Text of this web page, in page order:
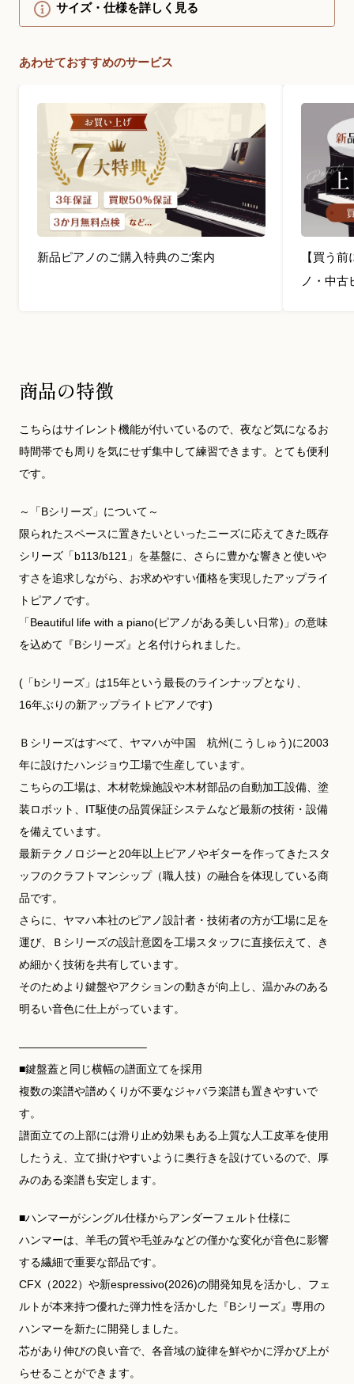
サイズ・仕様を詳しく見る
あわせておすすめのサービス
新品ピアノのご購入特典のご案内
【買う
ノ・中古
商品の特徴
こちらはサイレント機能が付いているので、夜など気になるお
時間帯でも周りを気にせず集中して練習できます。とても便利
です。
～「Bシリーズ」について～
限られたスペースに置きたいといったニーズに応えてきた既存
シリーズ「b113/b121」を基盤に、さらに豊かな響きと使いや
すさを追求しながら、お求めやすい価格を実現したアップライ
トピアノです。
「Beautiful life with a piano(ピアノがある美しい日常)」の意味
を込めて『Bシリーズ』と名付けられました。
(「bシリーズ」は15年という最長のラインナップとなり、
16年ぶりの新アップライトピアノです)
Ｂシリーズはすべて、ヤマハが中国 杭州(こうしゅう)に2003
年に設けたハンジョウ工場で生産しています。
こちらの工場は、木材乾燥施設や木材部品の自動加工設備、塗
装ロボット、IT駆使の品質保証システムなど最新の技術・設備
を備えています。
最新テクノロジーと20年以上ピアノやギターを作ってきたスタ
ッフのクラフトマンシップ（職人技）の融合を体現している商
品です。
さらに、ヤマハ本社のピアノ設計者・技術者の方が工場に足を
運び、Ｂシリーズの設計意図を工場スタッフに直接伝えて、き
め細かく技術を共有しています。
そのためより鍵盤やアクションの動きが向上し、温かみのある
明るい音色に仕上がっています。
———————————–
■鍵盤蓋と同じ横幅の譜面立てを採用
複数の楽譜や譜めくりが不要なジャバラ楽譜も置きやすいで
す。
譜面立ての上部には滑り止め効果もある上質な人工皮革を使用
したうえ、立て掛けやすいように奥行きを設けているので、厚
みのある楽譜も安定します。
■ハンマーがシングル仕様からアンダーフェルト仕様に
ハンマーは、羊毛の質や毛並みなどの僅かな変化が音色に影響
する繊細で重要な部品です。
CFX（2022）や新espressivo(2026)の開発知見を活かし、フェ
ルトが本来持つ優れた弾力性を活かした『Bシリーズ』専用の
ハンマーを新たに開発しました。
芯があり伸びの良い音で、各音域の旋律を鮮やかに浮かび上が
らせることができます。